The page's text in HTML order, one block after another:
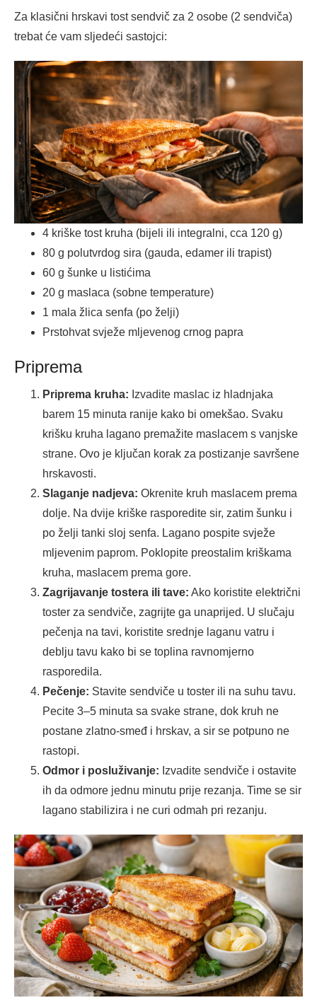
Za klasični hrskavi tost sendvič za 2 osobe (2 sendviča)
trebat će vam sljedeći sastojci:
4 kriške tost kruha (bijeli ili integralni, cca 120 g)
80 g polutvrdog sira (gauda, edamer ili trapist)
60 g šunke u listićima
20 g maslaca (sobne temperature)
1 mala žlica senfa (po želji)
Prstohvat svježe mljevenog crnog papra
Priprema
Priprema kruha: Izvadite maslac iz hladnjaka
barem 15 minuta ranije kako bi omekšao. Svaku
krišku kruha lagano premažite maslacem s vanjske
strane. Ovo je ključan korak za postizanje savršene
hrskavosti.
Slaganje nadjeva: Okrenite kruh maslacem prema
dolje. Na dvije kriške rasporedite sir, zatim šunku i
po želji tanki sloj senfa. Lagano pospite svježe
mljevenim paprom. Poklopite preostalim kriškama
kruha, maslacem prema gore.
Zagrijavanje tostera ili tave: Ako koristite električni
toster za sendviče, zagrijte ga unaprijed. U slučaju
pečenja na tavi, koristite srednje laganu vatru i
deblju tavu kako bi se toplina ravnomjerno
rasporedila.
Pečenje: Stavite sendviče u toster ili na suhu tavu.
Pecite 3–5 minuta sa svake strane, dok kruh ne
postane zlatno-smeđ i hrskav, a sir se potpuno ne
rastopi.
Odmor i posluživanje: Izvadite sendviče i ostavite
ih da odmore jednu minutu prije rezanja. Time se sir
lagano stabilizira i ne curi odmah pri rezanju.